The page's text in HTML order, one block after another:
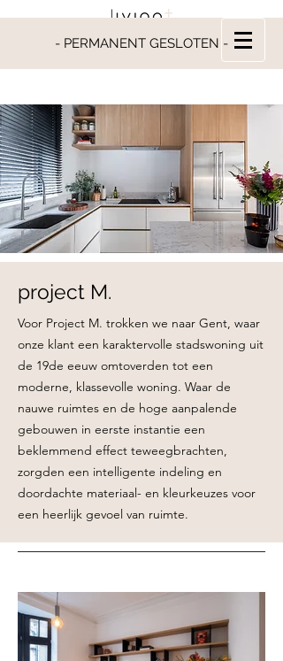
- PERMANENT GESLOTEN -
project M.
Voor Project M. trokken we naar Gent, waar
onze klant een karaktervolle stadswoning uit
de 19de eeuw omtoverden tot een
moderne, klassevolle woning. Waar de
nauwe ruimtes en de hoge aanpalende
gebouwen in eerste instantie een
beklemmend effect teweegbrachten,
zorgden een intelligente indeling en
doordachte materiaal- en kleurkeuzes voor
een heerlijk gevoel van ruimte.